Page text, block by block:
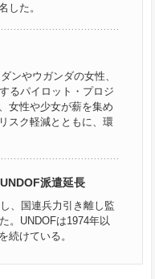
した。
ンやウガンダの女性、
るパイロット・プロジ
女性や少女が薪を集め
スク軽減とともに、環
派遣延長
、国連兵力引き離し監
。UNDOFは1974年以
続けている。